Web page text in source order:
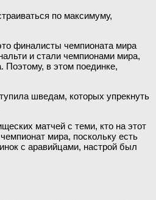
по максимуму,
финалисты чемпионата мира
и стали чемпионами мира,
Поэтому, в этом поединке,
шведам, которых упрекнуть
матчей с теми, кто на этот
мира, поскольку есть
с аравийцами, настрой был